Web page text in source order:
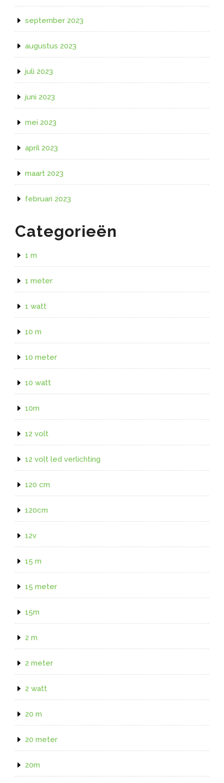
september 2023
augustus 2023
juli 2023
juni 2023
mei 2023
april 2023
maart 2023
februari 2023
Categorieën
1 m
1 meter
1 watt
10 m
10 meter
10 watt
10m
12 volt
12 volt led verlichting
120 cm
120cm
12v
15 m
15 meter
15m
2 m
2 meter
2 watt
20 m
20 meter
20m